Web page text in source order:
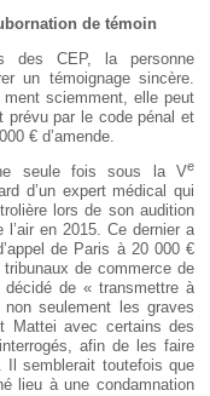
de témoin
des CEP, la personne
un témoignage sincère.
ment sciemment, elle peut
prévu par le code pénal et
€ d’amende.
seule fois sous la Ve
d’un expert médical qui
lors de son audition
en 2015. Ce dernier a
de Paris à 20 000 €
de commerce de
décidé de « transmettre à
seulement les graves
Mattei avec certains des
afin de les faire
Il semblerait toutefois que
lieu à une condamnation